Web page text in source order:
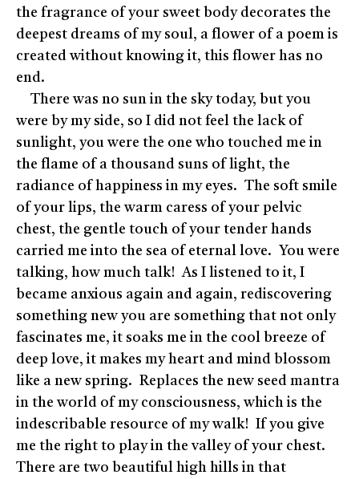
the fragrance of your sweet body decorates the
deepest dreams of my soul, a flower of a poem is
created without knowing it, this flower has no
end.
There was no sun in the sky today, but you
were by my side, so I did not feel the lack of
sunlight, you were the one who touched me in
the flame of a thousand suns of light, the
radiance of happiness in my eyes. The soft smile
of your lips, the warm caress of your pelvic
chest, the gentle touch of your tender hands
carried me into the sea of eternal love. You were
talking, how much talk! As I listened to it, I
became anxious again and again, rediscovering
something new you are something that not only
fascinates me, it soaks me in the cool breeze of
deep love, it makes my heart and mind blossom
like a new spring. Replaces the new seed mantra
in the world of my consciousness, which is the
indescribable resource of my walk! If you give
me the right to play in the valley of your chest.
There are two beautiful high hills in that